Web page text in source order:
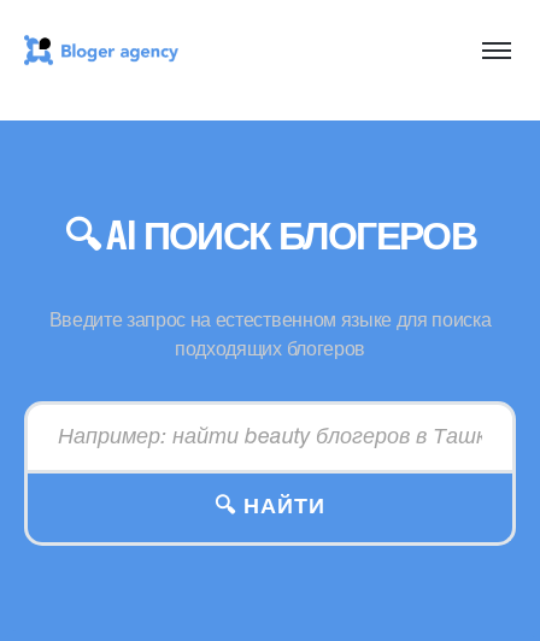
🔍 AI ПОИСК БЛОГЕРОВ
Введите запрос на естественном языке для поиска
подходящих блогеров
🔍 НАЙТИ